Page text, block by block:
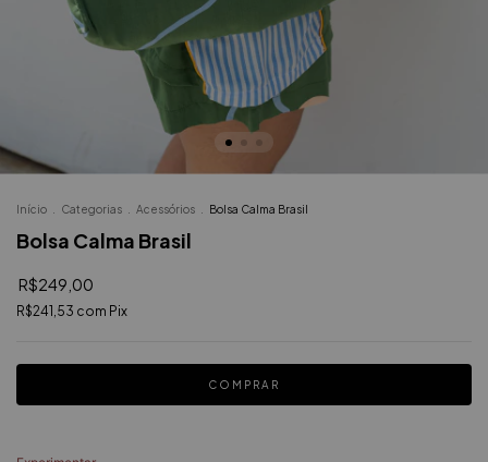
Início Categorias Acessórios Bolsa Calma Brasil
Bolsa Calma Brasil
R$249,00
R$241,53 com Pix